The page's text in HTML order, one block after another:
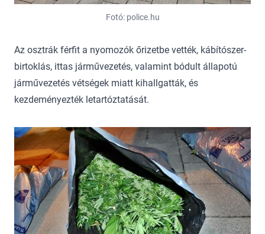
Fotó: police.hu
Az osztrák férfit a nyomozók őrizetbe vették, kábítószer-
birtoklás, ittas járművezetés, valamint bódult állapotú
járművezetés vétségek miatt kihallgatták, és
kezdeményezték letartóztatását.